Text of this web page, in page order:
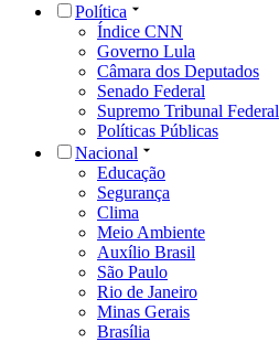
Política
Índice CNN
Governo Lula
Câmara dos Deputados
Senado Federal
Supremo Tribunal Federal
Políticas Públicas
Nacional
Educação
Segurança
Clima
Meio Ambiente
Auxílio Brasil
São Paulo
Rio de Janeiro
Minas Gerais
Brasília